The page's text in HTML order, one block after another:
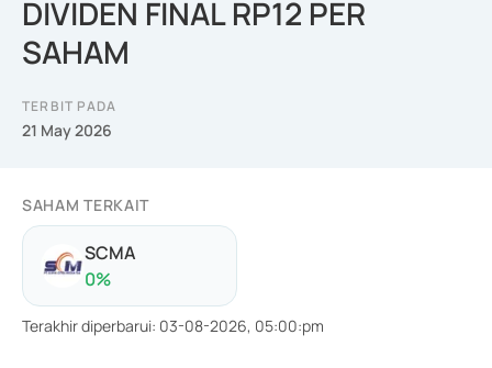
DIVIDEN FINAL RP12 PER
SAHAM
TERBIT PADA
21 May 2026
SAHAM TERKAIT
SCMA
0%
Terakhir diperbarui: 03-08-2026, 05:00:pm